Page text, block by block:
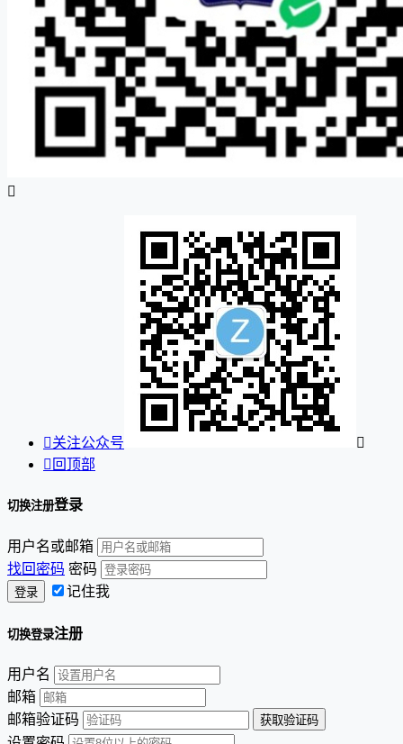

关注公众号

 回顶部
切换注册登录
用户名或邮箱
找回密码 密码
记住我
切换登录注册
用户名
邮箱
邮箱验证码